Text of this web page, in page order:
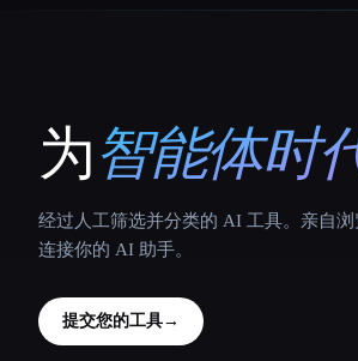
That AI Collection
为智能体时
经过人工筛选并分类的 AI 工具。亲自浏
连接你的 AI 助手。
提交您的工具→